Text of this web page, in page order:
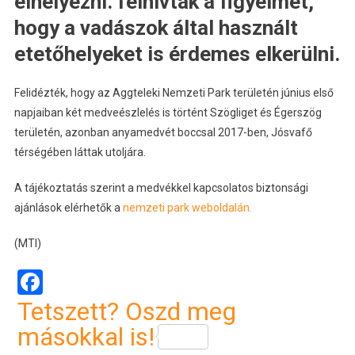
hogy a vadászok által használt
etetőhelyeket is érdemes elkerülni.
Felidézték, hogy az Aggteleki Nemzeti Park területén június első
napjaiban két medveészlelés is történt Szögliget és Égerszög
területén, azonban anyamedvét boccsal 2017-ben, Jósvafő
térségében láttak utoljára.
A tájékoztatás szerint a medvékkel kapcsolatos biztonsági
ajánlások elérhetők a nemzeti park weboldalán.
(MTI)
Facebook
Tetszett? Oszd meg
másokkal is!